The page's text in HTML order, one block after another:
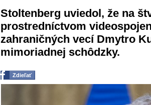
Stoltenberg uviedol, že na
prostredníctvom
zahraničných vecí Dmytro
mimoriadnej schôdzky.
Zdieľať